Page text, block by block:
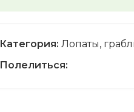
Категория: Лопаты,
Полелиться: